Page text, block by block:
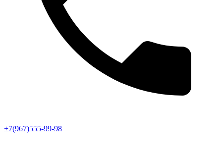
+7(967)555-99-98